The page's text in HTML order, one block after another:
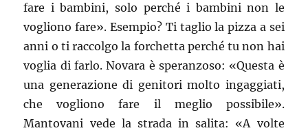
fare i bambini, solo perché i bambini non le
vogliono fare». Esempio? Ti taglio la pizza a sei
anni o ti raccolgo la forchetta perché tu non hai
voglia di farlo. Novara è speranzoso: «Questa è
una generazione di genitori molto ingaggiati,
che vogliono fare il meglio possibile».
Mantovani vede la strada in salita: «A volte